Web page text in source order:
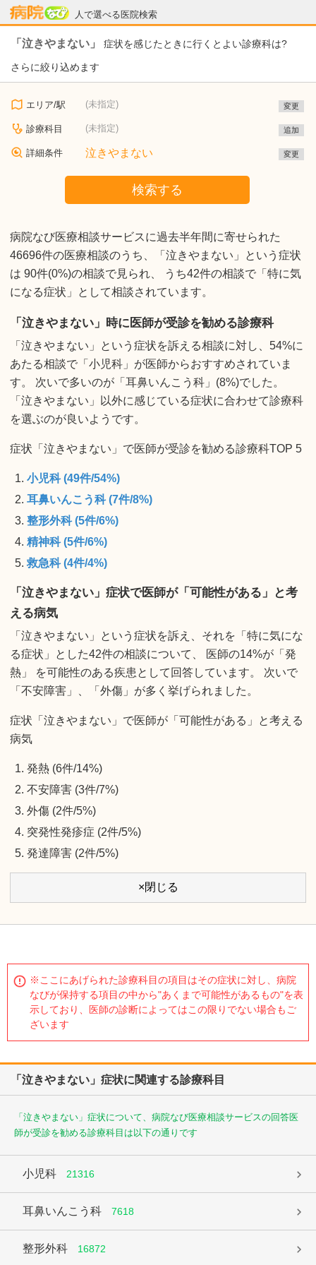
人で選べる医院検索
病院なび
「泣きやまない」 症状を感じたときに行くとよい診療科は?
さらに絞り込めます
エリア/駅 (未指定) 変更
診療科目 (未指定) 追加
詳細条件 泣きやまない 変更
検索する
病院なび医療相談サービスに過去半年間に寄せられた
46696件の医療相談のうち、「泣きやまない」という症状
は 90件(0%)の相談で見られ、 うち42件の相談で「特に気
になる症状」として相談されています。
「泣きやまない」時に医師が受診を勧める診療科
「泣きやまない」という症状を訴える相談に対し、54%に
あたる相談で「小児科」が医師からおすすめされていま
す。 次いで多いのが「耳鼻いんこう科」(8%)でした。
「泣きやまない」以外に感じている症状に合わせて診療科
を選ぶのが良いようです。
症状「泣きやまない」で医師が受診を勧める診療科TOP 5
小児科 (49件/54%)
耳鼻いんこう科 (7件/8%)
整形外科 (5件/6%)
精神科 (5件/6%)
救急科 (4件/4%)
「泣きやまない」症状で医師が「可能性がある」と考
える病気
「泣きやまない」という症状を訴え、それを「特に気にな
る症状」とした42件の相談について、 医師の14%が「発
熱」 を可能性のある疾患として回答しています。 次いで
「不安障害」、「外傷」が多く挙げられました。
症状「泣きやまない」で医師が「可能性がある」と考える
病気
発熱 (6件/14%)
不安障害 (3件/7%)
外傷 (2件/5%)
突発性発疹症 (2件/5%)
発達障害 (2件/5%)
×閉じる
※ここにあげられた診療科目の項目はその症状に対し、病院
なびが保持する項目の中から"あくまで可能性があるもの"を表
示しており、医師の診断によってはこの限りでない場合もご
ざいます
「泣きやまない」症状に関連する診療科目
「泣きやまない」症状について、病院なび医療相談サービスの回答医
師が受診を勧める診療科目は以下の通りです
小児科 21316
耳鼻いんこう科 7618
整形外科 16872